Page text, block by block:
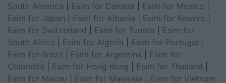
South America
Esim for Canada Esim for Mexico
Esim for Japan
Esim for Albania Esim for Kosovo
Esim for Switzerland
Esim for Tunisia
Esim for
South Africa
Esim for Algeria Esim for Portugal
Esim for Brazil
Esim for Argentina
Esim for
Colombia
Esim for Hong Kong Esim for Thailand
Esim for Macau
Esim for Malaysia
Esim for Vietnam